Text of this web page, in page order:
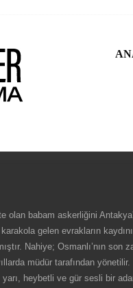
olan babam askerliğini
gelen evrakların
Nahiye; Osmanlı’nın
müdür tarafından yönetilir.
heybetli ve gür sesli bir